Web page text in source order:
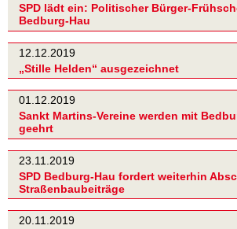
SPD lädt ein: Politischer Bürger-
Bedburg-Hau
12.12.2019
„Stille Helden“ ausgezeichnet
01.12.2019
Sankt Martins-Vereine werden mit
geehrt
23.11.2019
SPD Bedburg-Hau fordert weiterhin
Straßenbaubeiträge
20.11.2019